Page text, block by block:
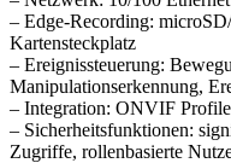
– Edge-Recording:
Kartensteckplatz
– Ereignissteuerung:
Manipulationserkennung,
– Integration: ONVIF
– Sicherheitsfunktionen:
Zugriffe, rollenbasierte